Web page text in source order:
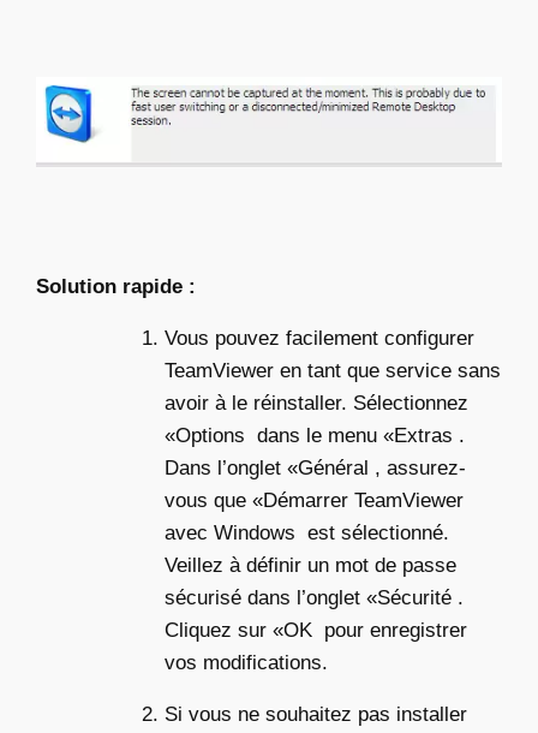
Solution rapide :
Vous pouvez facilement configurer
TeamViewer en tant que service sans
avoir à le réinstaller. Sélectionnez
«Options dans le menu «Extras .
Dans l’onglet «Général , assurez-
vous que «Démarrer TeamViewer
avec Windows est sélectionné.
Veillez à définir un mot de passe
sécurisé dans l’onglet «Sécurité .
Cliquez sur «OK pour enregistrer
vos modifications.
Si vous ne souhaitez pas installer